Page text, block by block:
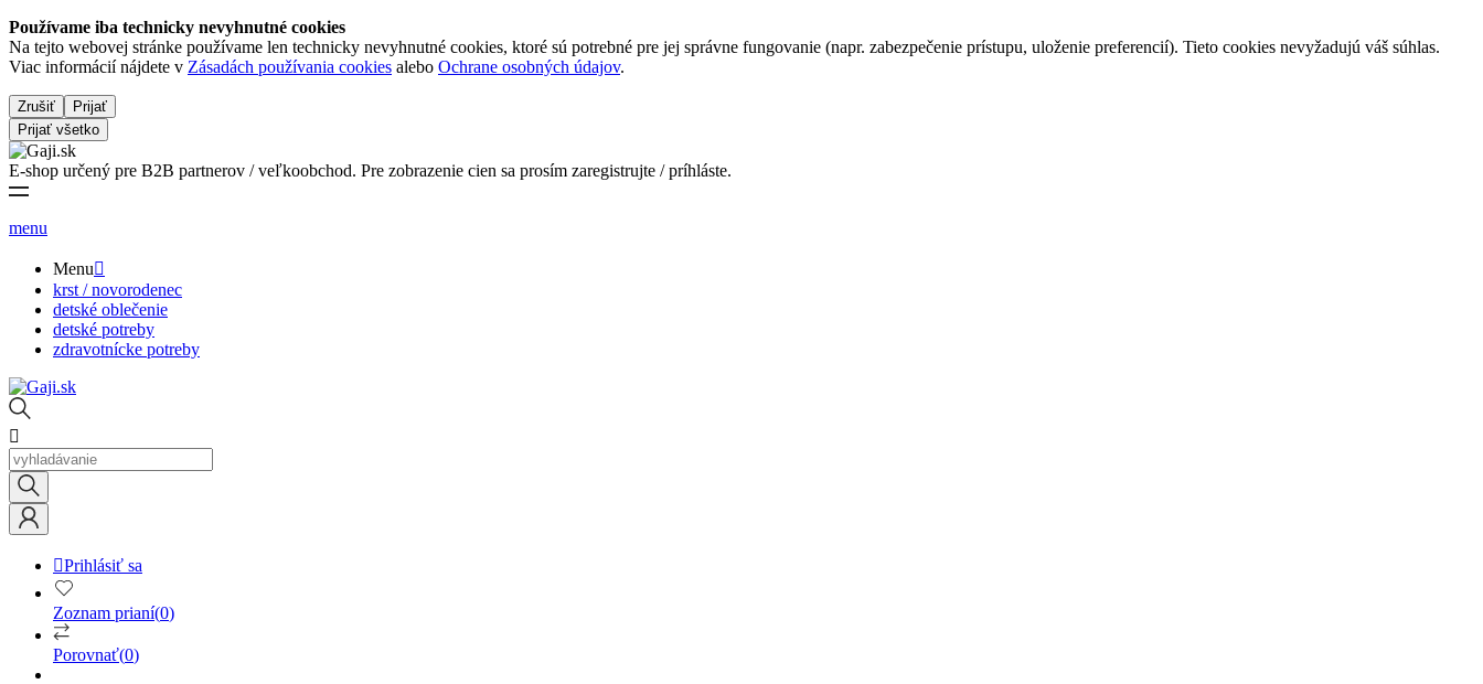
Používame iba technicky nevyhnutné cookies
Na tejto webovej stránke používame len technicky nevyhnutné cookies, ktoré sú potrebné pre jej správne fungovanie (napr. zabezpečenie prístupu, uloženie preferencií). Tieto cookies nevyžadujú váš súhlas.
Viac informácií nájdete v Zásadách používania cookies alebo Ochrane osobných údajov.
Zrušiť
Prijať
Prijať všetko
E-shop určený pre B2B partnerov / veľkoobchod. Pre zobrazenie cien sa prosím zaregistrujte / príhláste.
menu
Menu
krst / novorodenec
detské oblečenie
detské potreby
zdravotnícke potreby

Prihlásiť sa
Zoznam prianí(0)
Porovnať(0)